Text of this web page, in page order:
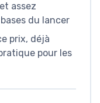
assez
du lancer
prix, déjà
pour les